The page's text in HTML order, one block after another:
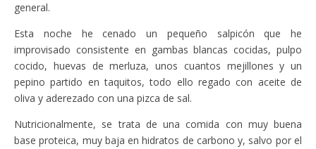
general.
Esta noche he cenado un pequeño salpicón que he
improvisado consistente en gambas blancas cocidas, pulpo
cocido, huevas de merluza, unos cuantos mejillones y un
pepino partido en taquitos, todo ello regado con aceite de
oliva y aderezado con una pizca de sal.
Nutricionalmente, se trata de una comida con muy buena
base proteica, muy baja en hidratos de carbono y, salvo por el